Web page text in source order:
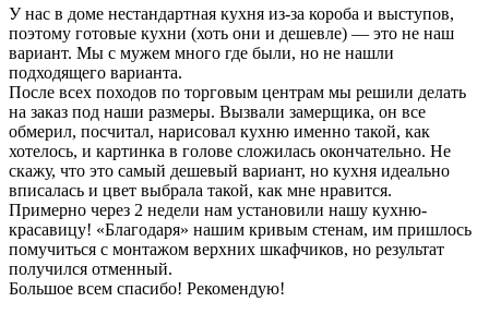
У нас в доме нестандартная кухня из-за короба и выступов,
поэтому готовые кухни (хоть они и дешевле) — это не наш
вариант. Мы с мужем много где были, но не нашли
подходящего варианта.
После всех походов по торговым центрам мы решили делать
на заказ под наши размеры. Вызвали замерщика, он все
обмерил, посчитал, нарисовал кухню именно такой, как
хотелось, и картинка в голове сложилась окончательно. Не
скажу, что это самый дешевый вариант, но кухня идеально
вписалась и цвет выбрала такой, как мне нравится.
Примерно через 2 недели нам установили нашу кухню-
красавицу! «Благодаря» нашим кривым стенам, им пришлось
помучиться с монтажом верхних шкафчиков, но результат
получился отменный.
Большое всем спасибо! Рекомендую!